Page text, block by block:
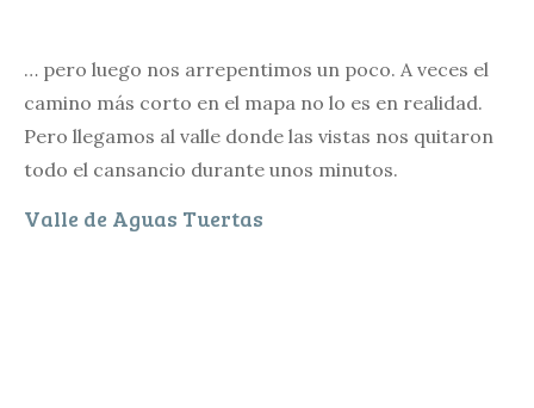
… pero luego nos arrepentimos un poco. A veces el
camino más corto en el mapa no lo es en realidad.
Pero llegamos al valle donde las vistas nos quitaron
todo el cansancio durante unos minutos.
Valle de Aguas Tuertas